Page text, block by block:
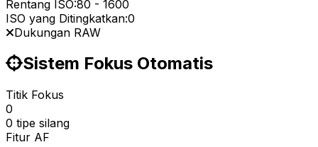
Rentang ISO:80 - 1600
ISO yang Ditingkatkan:0
Dukungan RAW
Sistem Fokus Otomatis
Titik Fokus
0
0 tipe silang
Fitur AF